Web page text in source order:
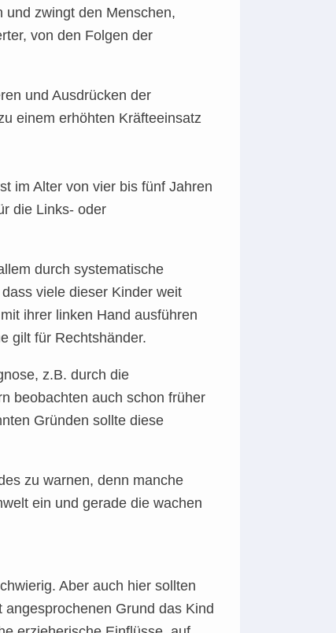
und zwingt den Menschen,
von den Folgen der
und Ausdrücken der
einem erhöhten Kräfteeinsatz
im Alter von vier bis fünf Jahren
die Links- oder
durch systematische
viele dieser Kinder weit
ihrer linken Hand ausführen
gilt für Rechtshänder.
z.B. durch die
beobachten auch schon früher
Gründen sollte diese
zu warnen, denn manche
ein und gerade die wachen
Aber auch hier sollten
Grund das Kind